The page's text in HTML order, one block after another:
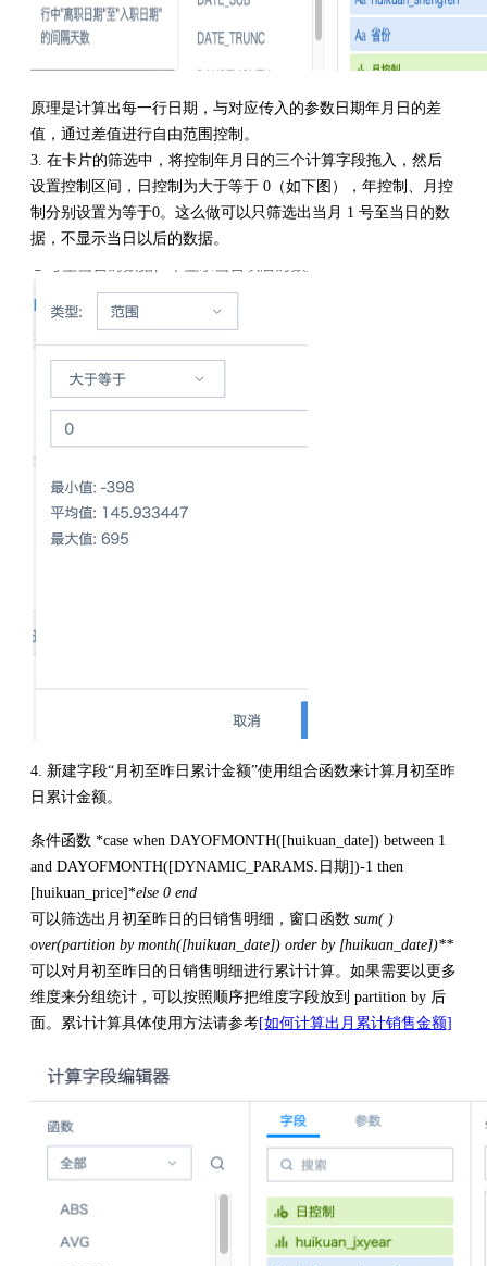
原理是计算出每一行日期，与对应传入的参数日期年月日的差
值，通过差值进行自由范围控制。
3. 在卡片的筛选中，将控制年月日的三个计算字段拖入，然后
设置控制区间，日控制为大于等于 0（如下图），年控制、月控
制分别设置为等于0。这么做可以只筛选出当月 1 号至当日的数
据，不显示当日以后的数据。
4. 新建字段“月初至昨日累计金额”使用组合函数来计算月初至昨
日累计金额。
条件函数 *case when DAYOFMONTH([huikuan_date]) between 1
and DAYOFMONTH([DYNAMIC_PARAMS.日期])-1 then
[huikuan_price]*else 0 end
可以筛选出月初至昨日的日销售明细，窗口函数 sum( )
over(partition by month([huikuan_date]) order by [huikuan_date])**
可以对月初至昨日的日销售明细进行累计计算。如果需要以更多
维度来分组统计，可以按照顺序把维度字段放到 partition by 后
面。累计计算具体使用方法请参考[如何计算出月累计销售金额]